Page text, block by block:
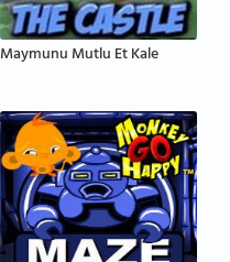
Maymunu Mutlu Et Kale